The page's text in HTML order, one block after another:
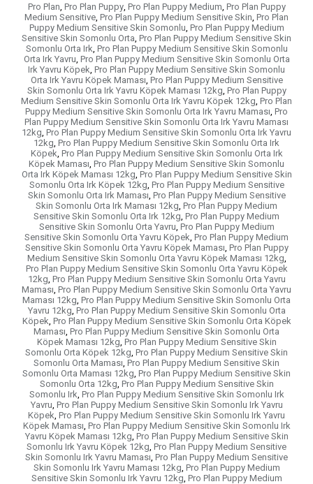
Pro Plan Pro Plan Puppy, Pro Plan Puppy Medium Pro Plan Puppy
Medium Sensitive Pro Plan Puppy Medium Sensitive Skin Pro Plan
Puppy Medium Sensitive Skin Somonlu Pro Plan Puppy Medium
Sensitive Skin Somonlu Orta Pro Plan Puppy Medium Sensitive Skin
Somonlu Orta Irk Pro Plan Puppy Medium Sensitive Skin Somonlu
Orta Irk Yavru Pro Plan Puppy Medium Sensitive Skin Somonlu Orta
Irk Yavru Köpek Pro Plan Puppy Medium Sensitive Skin Somonlu
Orta Irk Yavru Köpek Maması Pro Plan Puppy Medium Sensitive
Skin Somonlu Orta Irk Yavru Köpek Maması 12kg Pro Plan Puppy
Medium Sensitive Skin Somonlu Orta Irk Yavru Köpek 12kg Pro Plan
Puppy Medium Sensitive Skin Somonlu Orta Irk Yavru Maması Pro
Plan Puppy Medium Sensitive Skin Somonlu Orta Irk Yavru Maması
12kg Pro Plan Puppy Medium Sensitive Skin Somonlu Orta Irk Yavru
12kg Pro Plan Puppy Medium Sensitive Skin Somonlu Orta Irk
Köpek Pro Plan Puppy Medium Sensitive Skin Somonlu Orta Irk
Köpek Maması Pro Plan Puppy Medium Sensitive Skin Somonlu
Orta Irk Köpek Maması 12kg Pro Plan Puppy Medium Sensitive Skin
Somonlu Orta Irk Köpek 12kg Pro Plan Puppy Medium Sensitive
Skin Somonlu Orta Irk Maması Pro Plan Puppy Medium Sensitive
Skin Somonlu Orta Irk Maması 12kg Pro Plan Puppy Medium
Sensitive Skin Somonlu Orta Irk 12kg Pro Plan Puppy Medium
Sensitive Skin Somonlu Orta Yavru Pro Plan Puppy Medium
Sensitive Skin Somonlu Orta Yavru Köpek Pro Plan Puppy Medium
Sensitive Skin Somonlu Orta Yavru Köpek Maması Pro Plan Puppy
Medium Sensitive Skin Somonlu Orta Yavru Köpek Maması 12kg
Pro Plan Puppy Medium Sensitive Skin Somonlu Orta Yavru Köpek
12kg Pro Plan Puppy Medium Sensitive Skin Somonlu Orta Yavru
Maması Pro Plan Puppy Medium Sensitive Skin Somonlu Orta Yavru
Maması 12kg Pro Plan Puppy Medium Sensitive Skin Somonlu Orta
Yavru 12kg Pro Plan Puppy Medium Sensitive Skin Somonlu Orta
Köpek Pro Plan Puppy Medium Sensitive Skin Somonlu Orta Köpek
Maması Pro Plan Puppy Medium Sensitive Skin Somonlu Orta
Köpek Maması 12kg Pro Plan Puppy Medium Sensitive Skin
Somonlu Orta Köpek 12kg Pro Plan Puppy Medium Sensitive Skin
Somonlu Orta Maması Pro Plan Puppy Medium Sensitive Skin
Somonlu Orta Maması 12kg Pro Plan Puppy Medium Sensitive Skin
Somonlu Orta 12kg Pro Plan Puppy Medium Sensitive Skin
Somonlu Irk Pro Plan Puppy Medium Sensitive Skin Somonlu Irk
Yavru Pro Plan Puppy Medium Sensitive Skin Somonlu Irk Yavru
Köpek Pro Plan Puppy Medium Sensitive Skin Somonlu Irk Yavru
Köpek Maması Pro Plan Puppy Medium Sensitive Skin Somonlu Irk
Yavru Köpek Maması 12kg Pro Plan Puppy Medium Sensitive Skin
Somonlu Irk Yavru Köpek 12kg Pro Plan Puppy Medium Sensitive
Skin Somonlu Irk Yavru Maması Pro Plan Puppy Medium Sensitive
Skin Somonlu Irk Yavru Maması 12kg Pro Plan Puppy Medium
Sensitive Skin Somonlu Irk Yavru 12kg Pro Plan Puppy Medium